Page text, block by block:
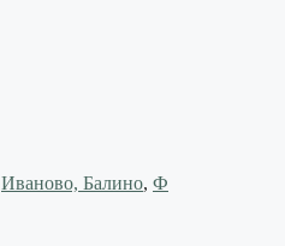
Иваново, Балино, Ф